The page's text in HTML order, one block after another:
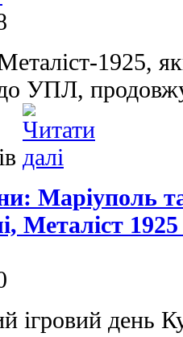
1925,
УПЛ,
Маріуполь
Металіст
ігровий день